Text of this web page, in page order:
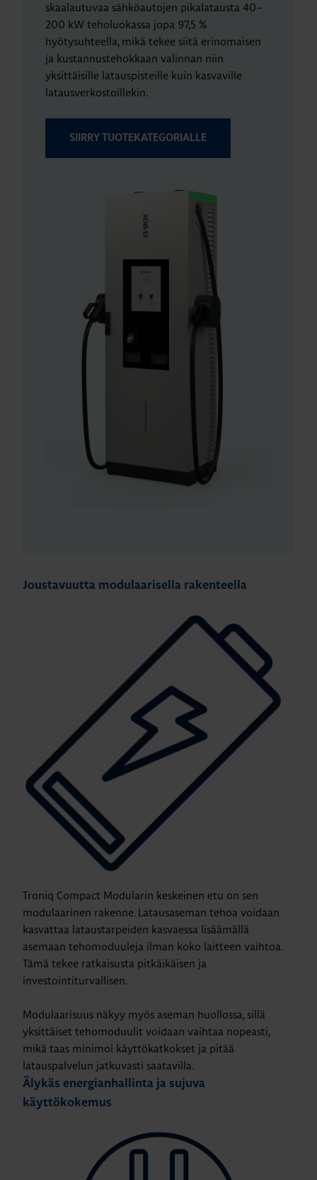
skaalautuvaa sähköautojen pikalatausta 40–
200 kW teholuokassa jopa 97,5 %
hyötysuhteella, mikä tekee siitä erinomaisen
ja kustannustehokkaan valinnan niin
yksittäisille latauspisteille kuin kasvaville
latausverkostoillekin.
SIIRRY TUOTEKATEGORIALLE
Joustavuutta modulaarisella rakenteella
Troniq Compact Modularin keskeinen etu on sen
modulaarinen rakenne. Latausaseman tehoa voidaan
kasvattaa lataustarpeiden kasvaessa lisäämällä
asemaan tehomoduuleja ilman koko laitteen vaihtoa.
Tämä tekee ratkaisusta pitkäikäisen ja
investointiturvallisen.
Modulaarisuus näkyy myös aseman huollossa, sillä
yksittäiset tehomoduulit voidaan vaihtaa nopeasti,
mikä taas minimoi käyttökatkokset ja pitää
latauspalvelun jatkuvasti saatavilla.
Älykäs energianhallinta ja sujuva
käyttökokemus